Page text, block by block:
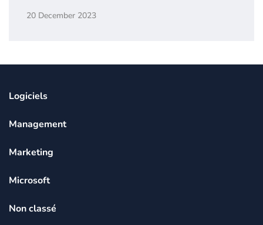
20 December 2023
Logiciels
Management
Marketing
Microsoft
Non classé